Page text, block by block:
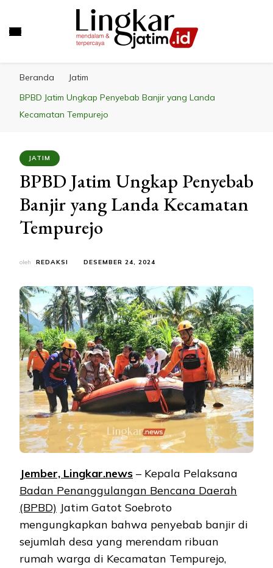
Beranda
Jatim
BPBD Jatim Ungkap Penyebab Banjir yang Landa
Kecamatan Tempurejo
JATIM
BPBD Jatim Ungkap Penyebab
Banjir yang Landa Kecamatan
Tempurejo
oleh REDAKSI DESEMBER 24, 2024
Jember, Lingkar.news – Kepala Pelaksana
Badan Penanggulangan Bencana Daerah
(BPBD) Jatim Gatot Soebroto
mengungkapkan bahwa penyebab banjir di
sejumlah desa yang merendam ribuan
rumah warga di Kecamatan Tempurejo,